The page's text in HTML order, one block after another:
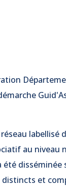
labellisé
au niveau
été
et